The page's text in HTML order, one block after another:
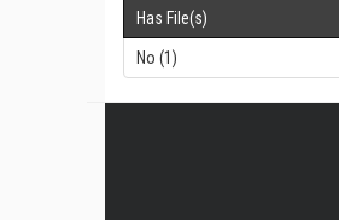
Has File(s)
No (1)